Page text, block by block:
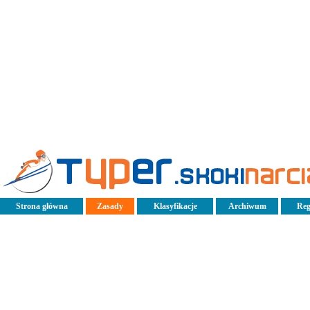
Strona główna Zasady Klasyfikacje Archiwum